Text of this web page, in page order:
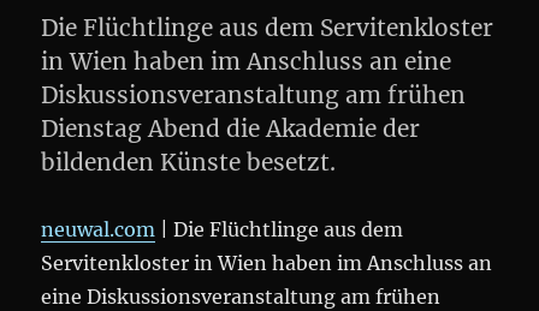
Die Flüchtlinge aus dem Servitenkloster
in Wien haben im Anschluss an eine
Diskussionsveranstaltung am frühen
Dienstag Abend die Akademie der
bildenden Künste besetzt.
neuwal.com | Die Flüchtlinge aus dem
Servitenkloster in Wien haben im Anschluss an
eine Diskussionsveranstaltung am frühen